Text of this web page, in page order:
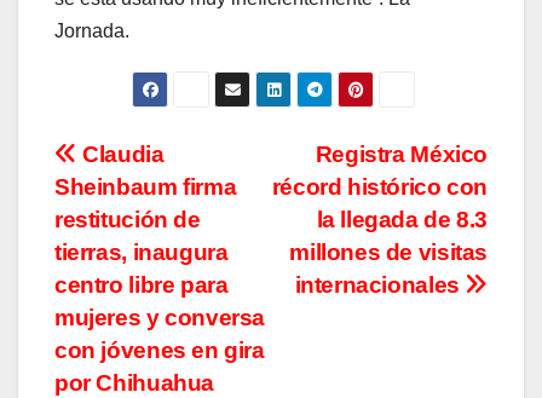
Jornada.
Navegación
de
entradas
Registra México
récord histórico con
la llegada de 8.3
millones de visitas
internacionales
Claudia
Sheinbaum firma
restitución de
tierras, inaugura
centro libre para
mujeres y conversa
con jóvenes en gira
por Chihuahua